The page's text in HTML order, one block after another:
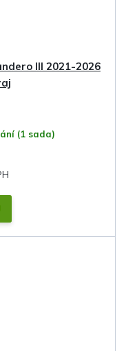
III 2021-2026
(1 sada)